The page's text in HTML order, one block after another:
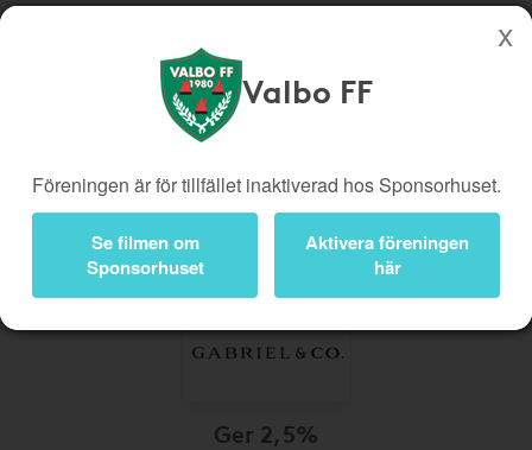
Köp genom denna sida stöttar Valbo FF
Presentkort
Kampanjer
Bli medlem
Logga in
Valbo FF
Föreningen är för tillfället inaktiverad hos Sponsorhuset.
Se filmen om
Sponsorhuset
Aktivera föreningen
här
Ger 2,5%